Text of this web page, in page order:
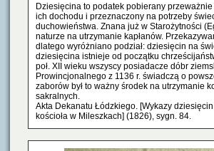
Dziesięcina to podatek pobierany
ich dochodu i przeznaczony na potrzeby
duchowieństwa. Znana już w Starożytności
naturze na utrzymanie kapłanów.
dlatego wyróżniano podział: dziesięcin na
dziesięcina istnieje od początku
poł. XII wieku wszyscy posiadacze dóbr
Prowincjonalnego z 1136 r. świadczą o
zaborów był to ważny środek na utrzymanie
sakralnych.
Akta Dekanatu Łódzkiego. [Wykazy
kościoła w Mileszkach] (1826), sygn. 84.